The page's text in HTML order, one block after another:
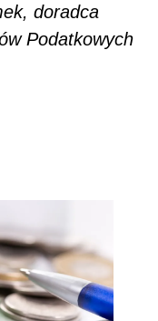
doradca
Podatkowych